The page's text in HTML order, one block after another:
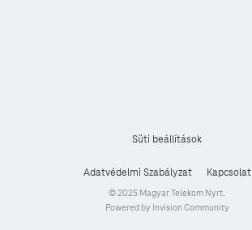
Süti beállítások
Adatvédelmi Szabályzat Kapcsolat
© 2025 Magyar Telekom Nyrt.
Powered by Invision Community